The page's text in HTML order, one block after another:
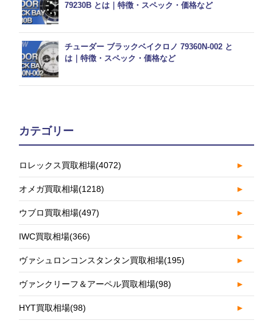
79230B とは｜特徴・スペック・価格など
チューダー ブラックベイクロノ 79360N-002 と
は｜特徴・スペック・価格など
カテゴリー
ロレックス買取相場(4072) ►
オメガ買取相場(1218) ►
ウブロ買取相場(497) ►
IWC買取相場(366) ►
ヴァシュロンコンスタンタン買取相場(195) ►
ヴァンクリーフ＆アーペル買取相場(98) ►
HYT買取相場(98) ►